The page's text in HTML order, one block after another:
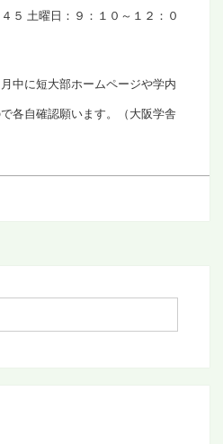
５ 土曜日：９：１０～１２：０
中に短大部ホームページや学内
各自確認願います。（大阪学舎